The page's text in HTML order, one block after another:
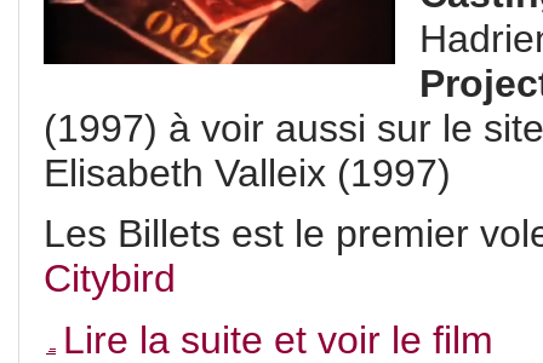
(1997) à voir aussi sur le
Elisabeth Valleix (1997)
Les Billets est le premier
Citybird
Lire la suite et voir le film